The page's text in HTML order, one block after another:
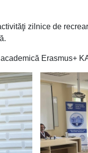
zilnice de
Erasmus+